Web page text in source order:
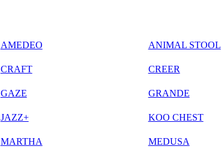
AMEDEO ANIMAL STOOL
CRAFT CREER
GAZE GRANDE
JAZZ+ KOO CHEST
MARTHA MEDUSA